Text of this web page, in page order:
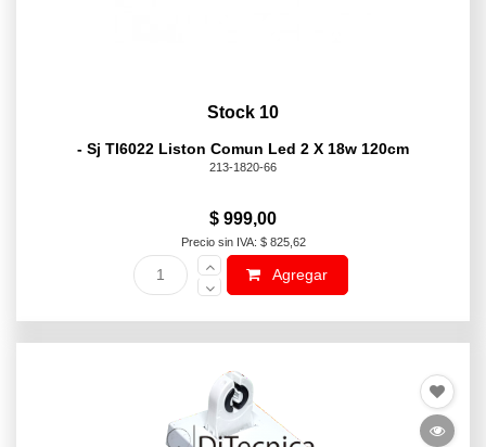
Stock 10
- Sj Tl6022 Liston Comun Led 2 X 18w 120cm
213-1820-66
$ 999,00
Precio sin IVA: $ 825,62
Agregar